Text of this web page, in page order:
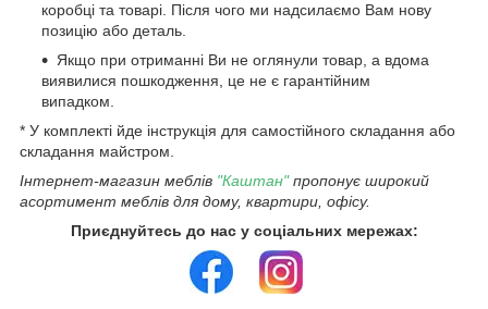
коробці та товарі. Після чого ми надсилаємо Вам нову
позицію або деталь.
Якщо при отриманні Ви не оглянули товар, а вдома
виявилися пошкодження, це не є гарантійним
випадком.
* У комплекті йде інструкція для самостійного складання або
складання майстром.
Інтернет-магазин меблів "Каштан"пропонує широкий
асортимент меблів для дому, квартири, офісу.
Приєднуйтесь до нас у соціальних мережах: